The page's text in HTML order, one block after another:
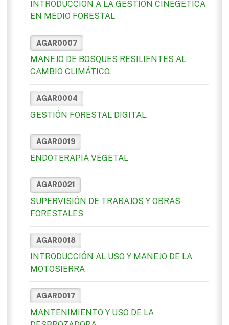
INTRODUCCIÓN A LA GESTIÓN CINEGÉTICA
EN MEDIO FORESTAL
AGAR0007
MANEJO DE BOSQUES RESILIENTES AL
CAMBIO CLIMÁTICO.
AGAR0004
GESTIÓN FORESTAL DIGITAL.
AGAR0019
ENDOTERAPIA VEGETAL
AGAR0021
SUPERVISIÓN DE TRABAJOS Y OBRAS
FORESTALES
AGAR0018
INTRODUCCIÓN AL USO Y MANEJO DE LA
MOTOSIERRA
AGAR0017
MANTENIMIENTO Y USO DE LA